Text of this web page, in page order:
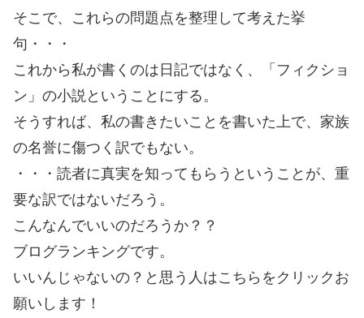
そこで、これらの問題点を整理して考えた挙
句・・・
これから私が書くのは日記ではなく、「フィクショ
ン」の小説ということにする。
そうすれば、私の書きたいことを書いた上で、家族
の名誉に傷つく訳でもない。
・・・読者に真実を知ってもらうということが、重
要な訳ではないだろう。
こんなんでいいのだろうか？？
ブログランキングです。
いいんじゃないの？と思う人はこちらをクリックお
願いします！